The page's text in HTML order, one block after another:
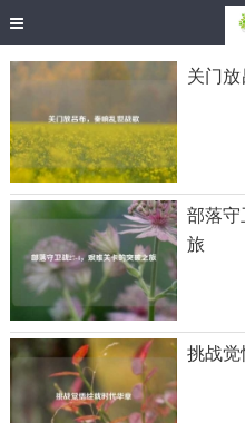
关门
部落
旅
挑战